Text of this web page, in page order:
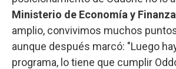
Ministerio de Economía y
amplio, convivimos muchos
aunque después marcó: "Luego
programa, lo tiene que cumplir